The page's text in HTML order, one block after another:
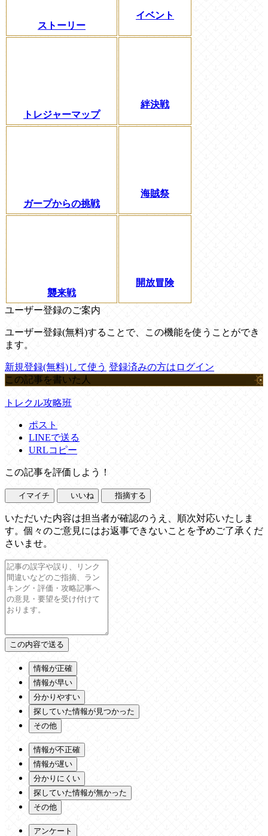
ストーリー
イベント
トレジャーマップ
絆決戦
ガープからの挑戦
海賊祭
襲来戦
開放冒険
ユーザー登録のご案内
ユーザー登録(無料)することで、この機能を使うことができ
ます。
新規登録(無料)して使う 登録済みの方はログイン
この記事を書いた人
トレクル攻略班
ポスト
LINEで送る
URLコピー
この記事を評価しよう！
イマイチ いいね 指摘する
いただいた内容は担当者が確認のうえ、順次対応いたしま
す。個々のご意見にはお返事できないことを予めご了承くだ
さいませ。
情報が正確
情報が早い
分かりやすい
探していた情報が見つかった
その他
情報が不正確
情報が遅い
分かりにくい
探していた情報が無かった
その他
アンケート